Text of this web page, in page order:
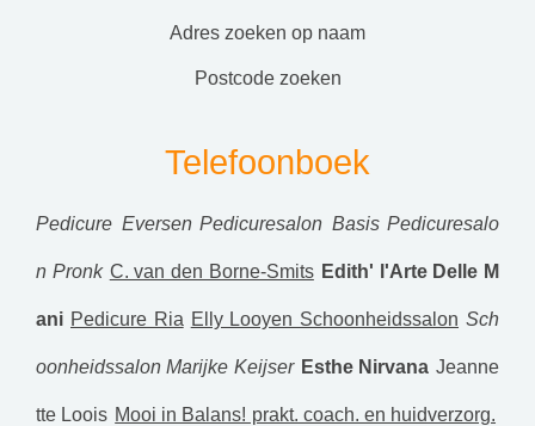
adres zoeken op naam
postcode zoeken
Telefoonboek
Pedicure Eversen Pedicuresalon Basis Pedicuresalo
n Pronk C. van den Borne-Smits Edith' l'Arte Delle M
ani Pedicure Ria Elly Looyen Schoonheidssalon Sch
oonheidssalon Marijke Keijser Esthe Nirvana Jeanne
tte Loois Mooi in Balans! prakt. coach. en huidverzorg.